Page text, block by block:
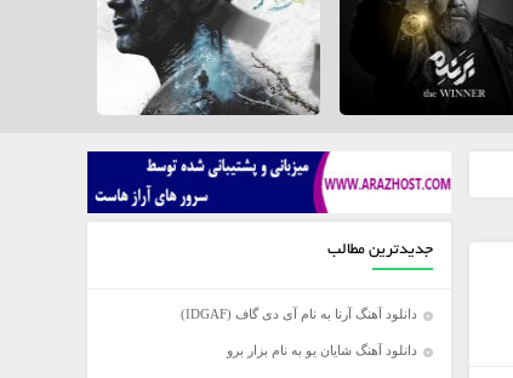
جدیدترین مطالب
دانلود آهنگ آرتا به نام آی دی گاف (IDGAF)
دانلود آهنگ شایان یو به نام بزار برو